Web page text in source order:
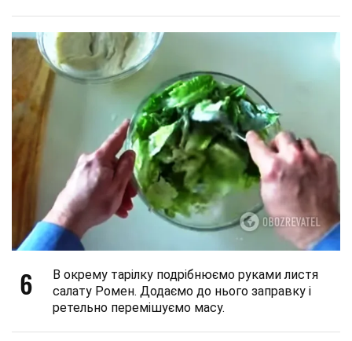
6
В окрему тарілку подрібнюємо руками листя
салату Ромен. Додаємо до нього заправку і
ретельно перемішуємо масу.